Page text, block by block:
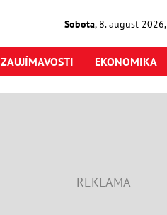
Sobota, 8. august2026,
ZAUJÍMAVOSTI EKONOMIKA